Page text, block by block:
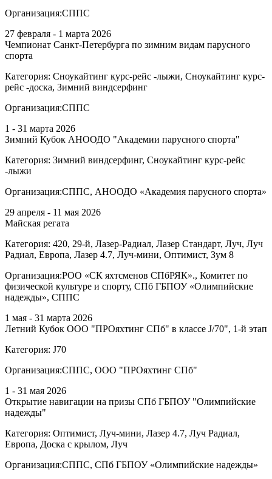
Организация:СППС
27 февраля - 1 марта 2026
Чемпионат Санкт-Петербурга по зимним видам парусного
спорта
Категория: Сноукайтинг курс-рейс -лыжи, Сноукайтинг курс-
рейс -доска, Зимний виндсерфинг
Организация:СППС
1 - 31 марта 2026
Зимний Кубок АНООДО "Академии парусного спорта"
Категория: Зимний виндсерфинг, Сноукайтинг курс-рейс
-лыжи
Организация:СППС, АНООДО «Академия парусного спорта»
29 апреля - 11 мая 2026
Майская регата
Категория: 420, 29-й, Лазер-Радиал, Лазер Стандарт, Луч, Луч
Радиал, Европа, Лазер 4.7, Луч-мини, Оптимист, Зум 8
Организация:РОО «СК яхтсменов СПбРЯК»., Комитет по
физической культуре и спорту, СПб ГБПОУ «Олимпийские
надежды», СППС
1 мая - 31 марта 2026
Летний Кубок ООО "ПРОяхтинг СПб" в классе J/70", 1-й этап
Категория: J70
Организация:СППС, ООО "ПРОяхтинг СПб"
1 - 31 мая 2026
Открытие навигации на призы СПб ГБПОУ "Олимпийские
надежды"
Категория: Оптимист, Луч-мини, Лазер 4.7, Луч Радиал,
Европа, Доска с крылом, Луч
Организация:СППС, СПб ГБПОУ «Олимпийские надежды»